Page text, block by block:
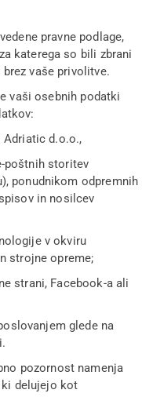
pravne podlage,
katerega so bili zbrani
vaše privolitve.
vaši osebnih podatki
Adriatic d.o.o.,
poštnih storitev
ponudnikom odpremnih
in nosilcev
v okviru
strojne opreme;
strani, Facebook-a ali
glede na
pozornost namenja
ki delujejo kot